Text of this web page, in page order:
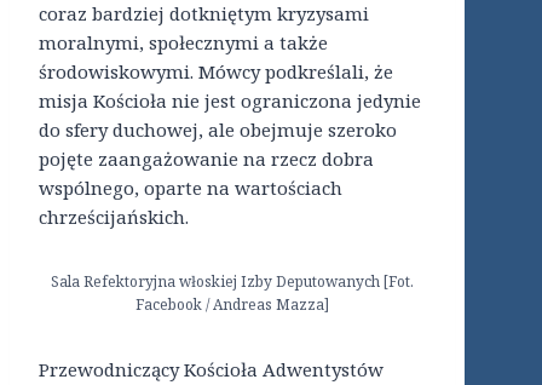
coraz bardziej dotkniętym kryzysami
moralnymi, społecznymi a także
środowiskowymi. Mówcy podkreślali, że
misja Kościoła nie jest ograniczona jedynie
do sfery duchowej, ale obejmuje szeroko
pojęte zaangażowanie na rzecz dobra
wspólnego, oparte na wartościach
chrześcijańskich.
Sala Refektoryjna włoskiej Izby Deputowanych [Fot.
Facebook / Andreas Mazza]
Przewodniczący Kościoła Adwentystów